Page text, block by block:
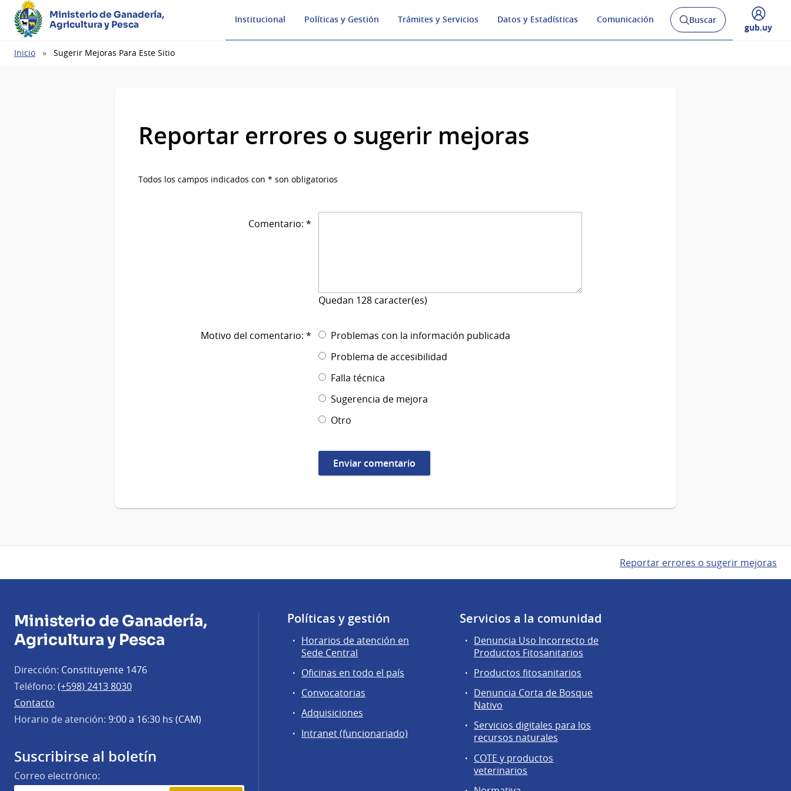
Ministerio de Ganadería,
Agricultura y Pesca
Institucional Políticas y Gestión Trámites y Servicios Datos y Estadísticas Comunicación
Abrir
buscador
Buscar
Desplegar
gub.uy
Ruta
Inicio Sugerir Mejoras Para Este Sitio
Reportar errores o sugerir mejoras
Todos los campos indicados con * son obligatorios
Comentario: *
Quedan 128 caracter(es)
Motivo del comentario: *
Problemas con la información publicada
Problema de accesibilidad
Falla técnica
Sugerencia de mejora
Otro
Reportar errores o sugerir mejoras
Ministerio de Ganadería,
Agricultura y Pesca
Dirección: Constituyente 1476
Teléfono: (+598) 2413 8030
Contacto
Horario de atención: 9:00 a 16:30 hs (CAM)
Suscribirse al boletín
Correo electrónico:
Políticas y gestión
Horarios de atención en
Sede Central
Oficinas en todo el país
Convocatorias
Adquisiciones
Intranet (funcionariado)
Servicios a la comunidad
Denuncia Uso Incorrecto de
Productos Fitosanitarios
Productos fitosanitarios
Denuncia Corta de Bosque
Nativo
Servicios digitales para los
recursos naturales
COTE y productos
veterinarios